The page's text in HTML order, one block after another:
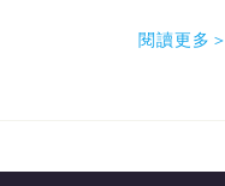
閱讀更多＞